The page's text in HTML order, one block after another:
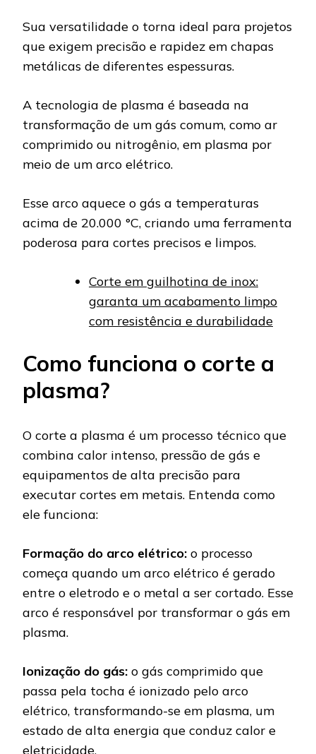
Sua versatilidade o torna ideal para projetos
que exigem precisão e rapidez em chapas
metálicas de diferentes espessuras.
A tecnologia de plasma é baseada na
transformação de um gás comum, como ar
comprimido ou nitrogênio, em plasma por
meio de um arco elétrico.
Esse arco aquece o gás a temperaturas
acima de 20.000 °C, criando uma ferramenta
poderosa para cortes precisos e limpos.
Corte em guilhotina de inox:
garanta um acabamento limpo
com resistência e durabilidade
Como funciona o corte a
plasma?
O corte a plasma é um processo técnico que
combina calor intenso, pressão de gás e
equipamentos de alta precisão para
executar cortes em metais. Entenda como
ele funciona:
Formação do arco elétrico: o processo
começa quando um arco elétrico é gerado
entre o eletrodo e o metal a ser cortado. Esse
arco é responsável por transformar o gás em
plasma.
Ionização do gás: o gás comprimido que
passa pela tocha é ionizado pelo arco
elétrico, transformando-se em plasma, um
estado de alta energia que conduz calor e
eletricidade.